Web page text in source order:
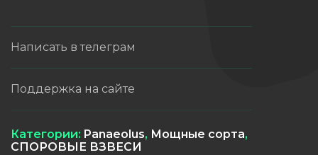
Категории: Panaeolus, Мощные сорта,
СПОРОВЫЕ ВЗВЕСИ
Написать в телеграм
Поддержка на сайте